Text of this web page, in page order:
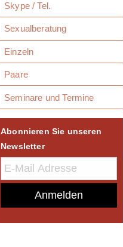
Skype / Tel.
Sexualberatung
Einzeln
Paare
Seminare und Termine
Abonnieren Sie unseren
Newsletter